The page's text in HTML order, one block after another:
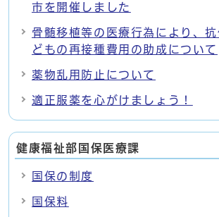
市を開催しました
骨髄移植等の医療行為により、
どもの再接種費用の助成について
薬物乱用防止について
適正服薬を心がけましょう！
健康福祉部国保医療課
国保の制度
国保料